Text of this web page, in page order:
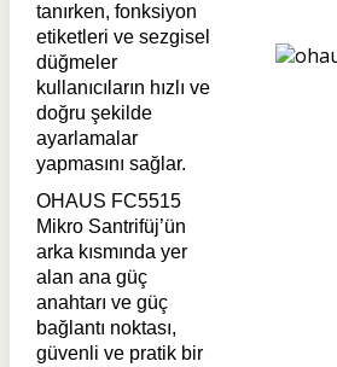
tanırken, fonksiyon
etiketleri ve sezgisel
düğmeler
kullanıcıların hızlı ve
doğru şekilde
ayarlamalar
yapmasını sağlar.
OHAUS FC5515
Mikro Santrifüj’ün
arka kısmında yer
alan ana güç
anahtarı ve güç
bağlantı noktası,
güvenli ve pratik bir